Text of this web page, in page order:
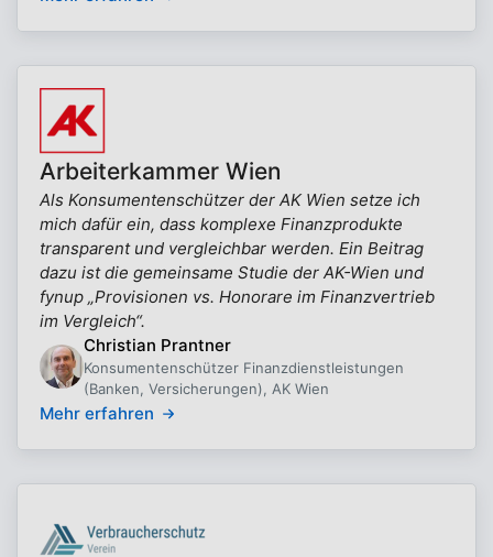
Arbeiterkammer Wien
Als Konsumentenschützer der AK Wien setze ich
mich dafür ein, dass komplexe Finanzprodukte
transparent und vergleichbar werden. Ein Beitrag
dazu ist die gemeinsame Studie der AK-Wien und
fynup „Provisionen vs. Honorare im Finanzvertrieb
im Vergleich“.
Christian Prantner
Konsumentenschützer Finanzdienstleistungen
(Banken, Versicherungen), AK Wien
Mehr erfahren